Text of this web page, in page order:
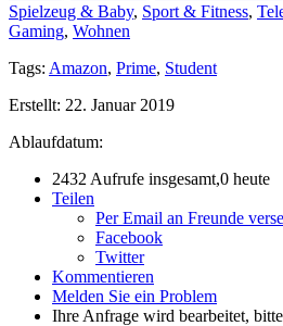
Spielzeug & Baby, Sport & Fitness,
Gaming, Wohnen
Tags: Amazon, Prime, Student
Erstellt: 22. Januar 2019
Ablaufdatum:
2432 Aufrufe insgesamt,0 heute
Teilen
Per Email an Freunde
Facebook
Twitter
Kommentieren
Melden Sie ein Problem
Ihre Anfrage wird bearbeitet,